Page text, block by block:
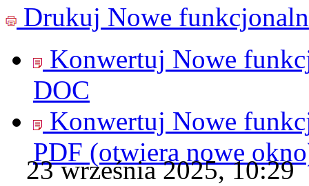
Drukuj Nowe
Konwertuj Nowe
DOC
Konwertuj Nowe
PDF (otwiera nowe
23 września 2025, 10:29